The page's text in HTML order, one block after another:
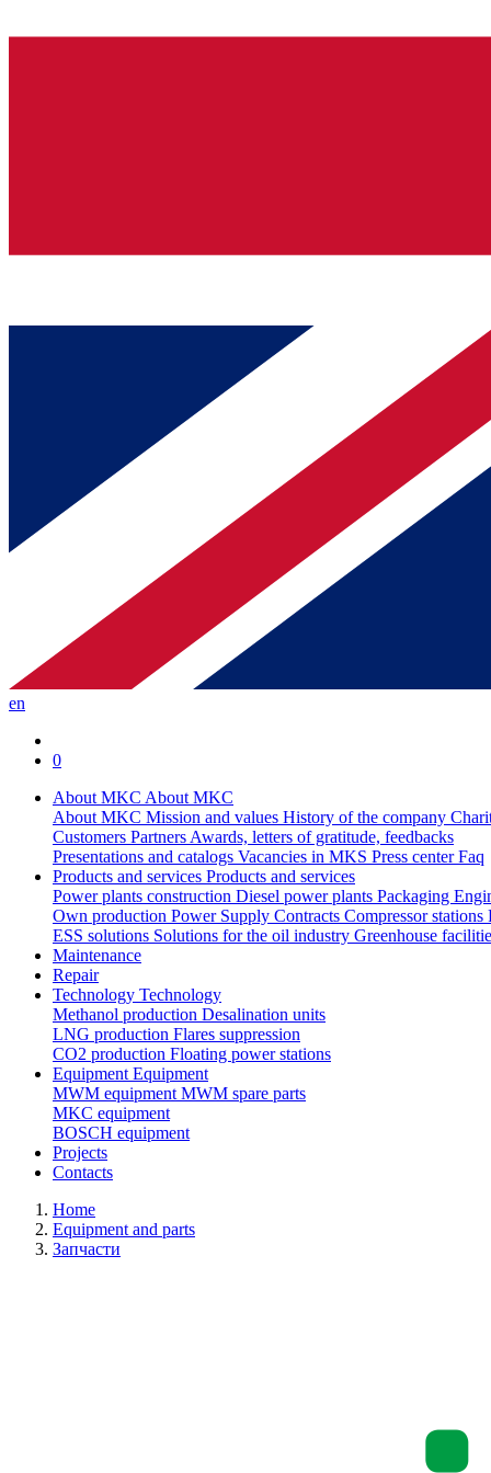
en
0
About MKC About MKC
About MKC Mission and values History of the company
Customers PartnersAwards, letters of gratitude, feedbacks
Presentations and catalogs Vacancies in MKS Press centerFaq
Products and services Products and services
Power plants construction Diesel power plants Packaging
Own production Power Supply Contracts Compressor stations
ESS solutions Solutions for the oil industry Greenhouse
Maintenance
Repair
Technology Technology
Methanol production Desalination units
LNG production Flares suppression
СО2 production Floating power stations
EquipmentEquipment
MWM equipmentMWM spare parts
MKC equipment
BOSCH equipment
Projects
Contacts
Home
Equipment and parts
Запчасти